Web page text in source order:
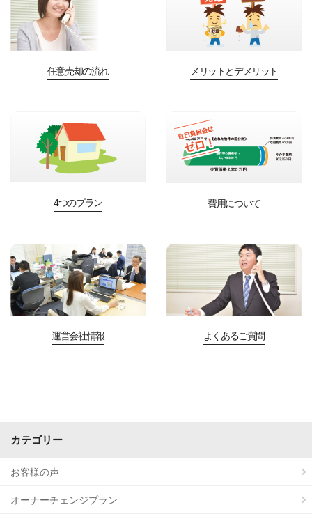
任意売却の流れ メリットとデメリット
4つのプラン 費用について
運営会社情報 よくあるご質問
カテゴリー
お客様の声
オーナーチェンジプラン